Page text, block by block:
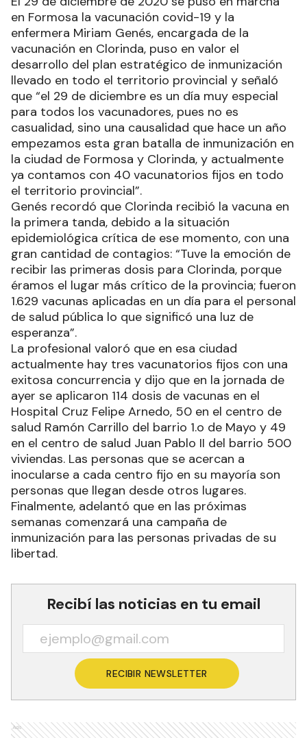
en Formosa la vacunación covid-19 y la
enfermera Miriam Genés, encargada de la
vacunación en Clorinda, puso en valor el
desarrollo del plan estratégico de inmunización
llevado en todo el territorio provincial y señaló
que “el 29 de diciembre es un día muy especial
para todos los vacunadores, pues no es
casualidad, sino una causalidad que hace un año
empezamos esta gran batalla de inmunización en
la ciudad de Formosa y Clorinda, y actualmente
ya contamos con 40 vacunatorios fijos en todo
el territorio provincial”.
Genés recordó que Clorinda recibió la vacuna en
la primera tanda, debido a la situación
epidemiológica crítica de ese momento, con una
gran cantidad de contagios: “Tuve la emoción de
recibir las primeras dosis para Clorinda, porque
éramos el lugar más crítico de la provincia; fueron
1.629 vacunas aplicadas en un día para el personal
de salud pública lo que significó una luz de
esperanza”.
La profesional valoró que en esa ciudad
actualmente hay tres vacunatorios fijos con una
exitosa concurrencia y dijo que en la jornada de
ayer se aplicaron 114 dosis de vacunas en el
Hospital Cruz Felipe Arnedo, 50 en el centro de
salud Ramón Carrillo del barrio 1.o de Mayo y 49
en el centro de salud Juan Pablo II del barrio 500
viviendas. Las personas que se acercan a
inocularse a cada centro fijo en su mayoría son
personas que llegan desde otros lugares.
Finalmente, adelantó que en las próximas
semanas comenzará una campaña de
inmunización para las personas privadas de su
libertad.
Recibí las noticias en tu email
RECIBIR NEWSLETTER
Ads